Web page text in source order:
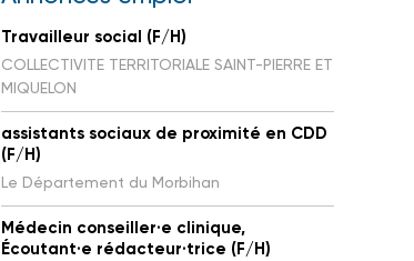
Travailleur social (F/H)
COLLECTIVITE TERRITORIALE SAINT-PIERRE ET
MIQUELON
assistants sociaux de proximité en CDD
(F/H)
Le Département du Morbihan
Médecin conseiller·e clinique,
Écoutant·e rédacteur·trice (F/H)